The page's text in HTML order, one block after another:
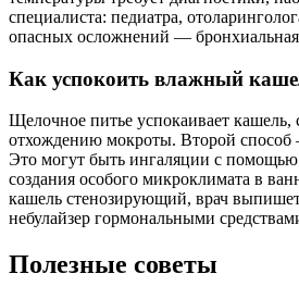
специалиста: педиатра,
опасных осложнений — бронхиальная
Как успокоить влажный
Щелочное питье успокаивает кашель,
отхождению мокроты. Второй способ
Это могут быть ингаляции с помощью
создания особого микроклимата в
кашель стенозирующий, врач
небулайзер гормональными
Полезные советы